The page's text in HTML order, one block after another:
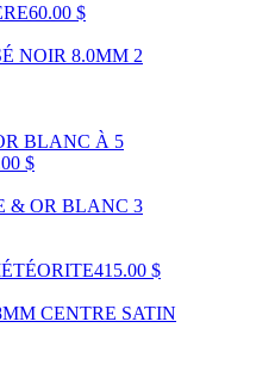
60.00 $
NOIR 8.0MM 2
BLANC À 5
$
& OR BLANC 3
415.00 $
CENTRE SATIN